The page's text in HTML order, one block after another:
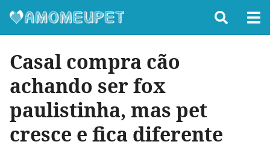
Casal compra cão
achando ser fox
paulistinha, mas pet
cresce e fica diferente